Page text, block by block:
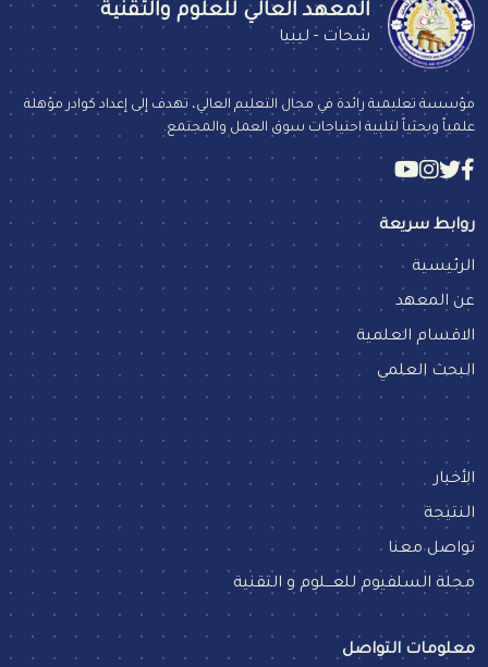
المعهد العالي للعلوم والتقنية
شحات - ليبيا
مؤسسة تعليمية رائدة في مجال التعليم العالي، تهدف إلى إعداد كوادر مؤهلة
علمياً وبحثياً لتلبية احتياجات سوق العمل والمجتمع.
روابط سريعة
الرئيسية
عن المعهد
الاقسام العلمية
البحث العلمي
الأخبار
النتيجة
تواصل معنا
مجلة السلفيوم للعـــلوم و التقنية
معلومات التواصل